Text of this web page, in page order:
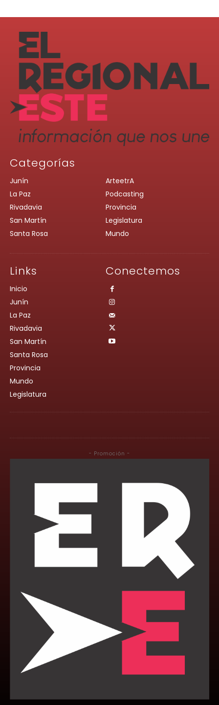
Categorías
Junín
La Paz
Rivadavia
San Martín
Santa Rosa
ArteetrA
Podcasting
Provincia
Legislatura
Mundo
Links
Inicio
Junín
La Paz
Rivadavia
San Martín
Santa Rosa
Provincia
Mundo
Legislatura
Conectemos
- Promoción -